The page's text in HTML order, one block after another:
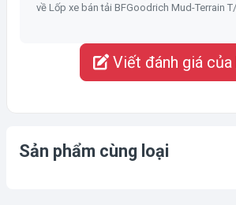
về Lốp xe bán tải BFGoodrich Mud-Terrain
Viết đánh giá của
Sản phẩm cùng loại